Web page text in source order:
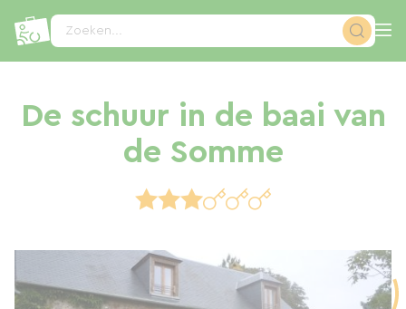
Zoeken...
De schuur in de baai van
de Somme
Cookies beheer paneel